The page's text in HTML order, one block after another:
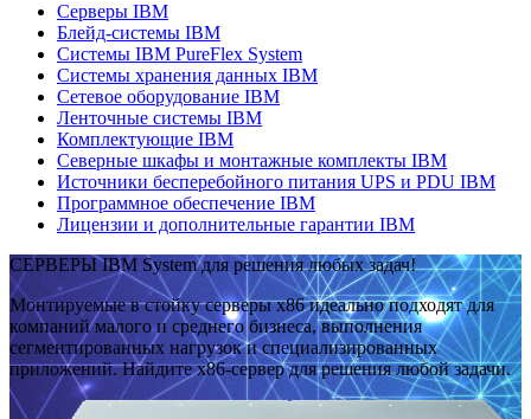
Серверы IBM
Блейд-системы IBM
Системы IBM PureFlex System
Системы хранения данных IBM
Сетевое оборудование IBM
Ленточные системы IBM
Комплектующие IBM
Северные шкафы и монтажные комплекты IBM
Источники бесперебойного питания UPS и PDU IBM
Программное обеспечение IBM
Лицензии и дополнительные гарантии IBM
СЕРВЕРЫ IBM System для решения любых задач!
Монтируемые в стойку серверы x86 идеально подходят для
компаний малого и среднего бизнеса, выполнения
сегментированных нагрузок и специализированных
приложений. Найдите x86-сервер для решения любой задачи.